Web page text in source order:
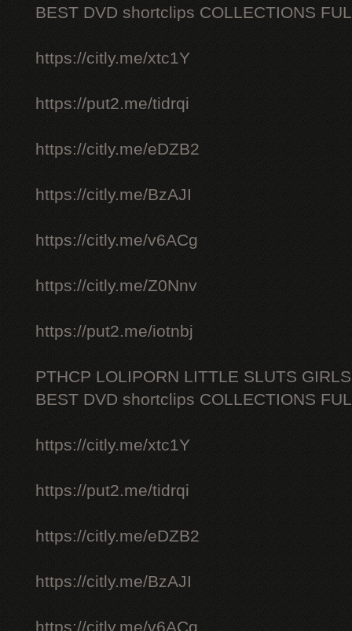
BEST DVD shortclips COLLECTIONS
https://citly.me/xtc1Y
https://put2.me/tidrqi
https://citly.me/eDZB2
https://citly.me/BzAJI
https://citly.me/v6ACg
https://citly.me/Z0Nnv
https://put2.me/iotnbj
PTHCP LOLIPORN LITTLE SLUTS
BEST DVD shortclips COLLECTIONS
https://citly.me/xtc1Y
https://put2.me/tidrqi
https://citly.me/eDZB2
https://citly.me/BzAJI
https://citly.me/v6ACg